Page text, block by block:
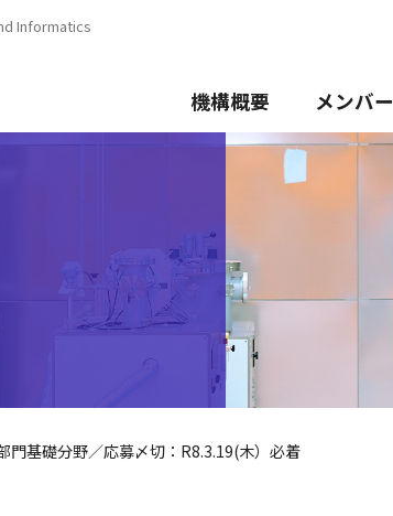
Informatics
機構概要 メンバー
門基礎分野／応募〆切：R8.3.19(木）必着